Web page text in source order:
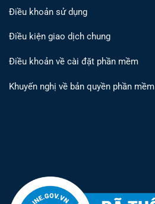
Điều khoản sử dụng
Điều kiện giao dịch chung
Điều khoản về cài đặt phần mềm
Khuyến nghị về bản quyền phần mềm